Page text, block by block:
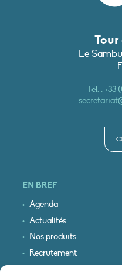
Le
Tél. :+33
EN BREF
Agenda
Actualités
Nos produits
Recrutement